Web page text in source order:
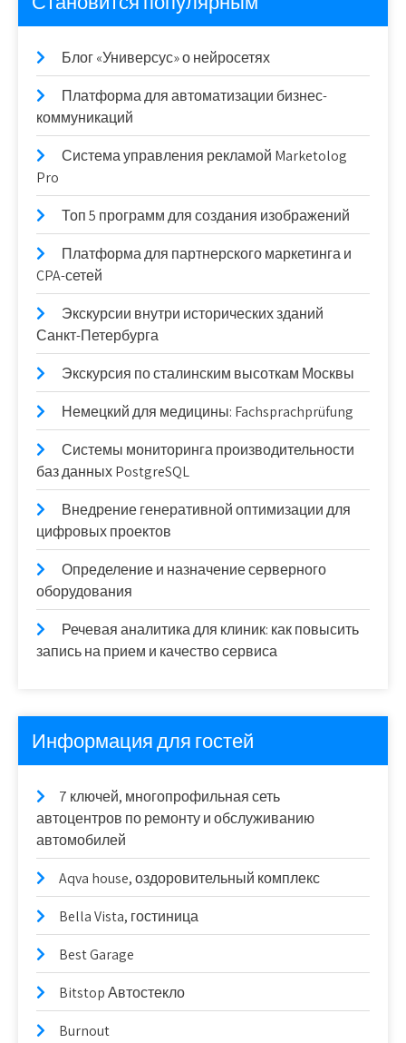
Блог «Универсус» о нейросетях
Платформа для автоматизации бизнес-
коммуникаций
Система управления рекламой Marketolog
Pro
Топ 5 программ для создания изображений
Платформа для партнерского маркетинга и
CPA-сетей
Экскурсии внутри исторических зданий
Санкт-Петербурга
Экскурсия по сталинским высоткам Москвы
Немецкий для медицины: Fachsprachprüfung
Системы мониторинга производительности
баз данных PostgreSQL
Внедрение генеративной оптимизации для
цифровых проектов
Определение и назначение серверного
оборудования
Речевая аналитика для клиник: как повысить
запись на прием и качество сервиса
Информация для гостей
7 ключей, многопрофильная сеть
автоцентров по ремонту и обслуживанию
автомобилей
Aqva house, оздоровительный комплекс
Bella Vista, гостиница
Best Garage
Bitstop Автостекло
Burnout